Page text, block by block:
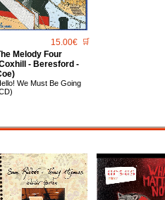
15.00€ 🛒
Melody Four
- Beresford -
We Must Be Going